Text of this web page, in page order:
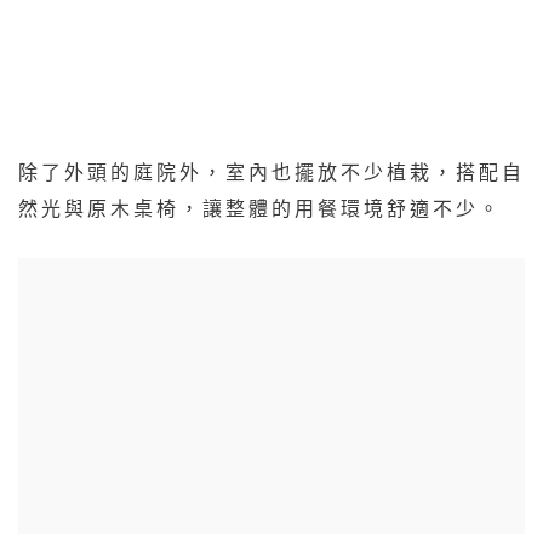
除了外頭的庭院外，室內也擺放不少植栽，搭配自
然光與原木桌椅，讓整體的用餐環境舒適不少。